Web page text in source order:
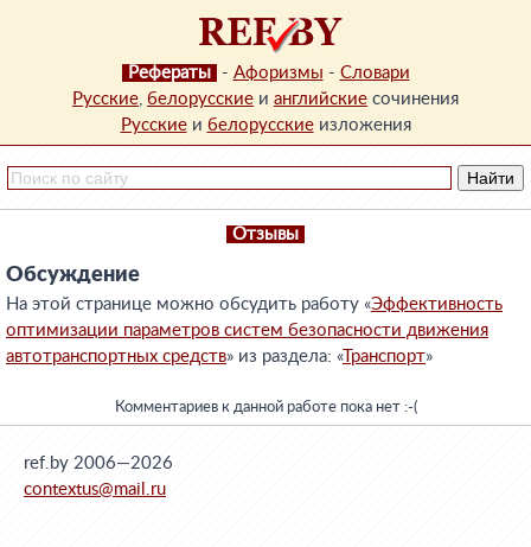
Рефераты - Афоризмы - Словари
Русские, белорусские и английские сочинения
Русскиеи белорусскиеизложения
Отзывы
Обсуждение
На этой странице можно обсудить работу «Эффективность
оптимизации параметров систем безопасности движения
автотранспортных средств» из раздела: «Транспорт»
Комментариев к данной работе пока нет :-(
ref.by 2006—2026
contextus@mail.ru